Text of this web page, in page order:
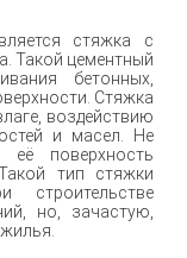
стяжка с
Такой цементный
бетонных,
Стяжка
воздействию
и масел. Не
поверхность
тип стяжки
строительстве
но, зачастую,